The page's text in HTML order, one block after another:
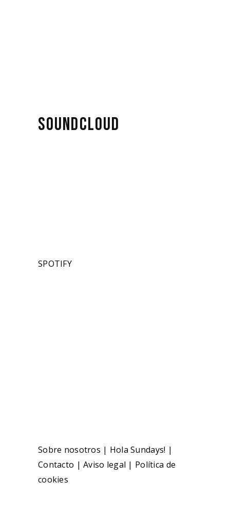
SOUNDCLOUD
SPOTIFY
Sobre nosotros | Hola Sundays! |
Contacto |Aviso legal | Política de
cookies